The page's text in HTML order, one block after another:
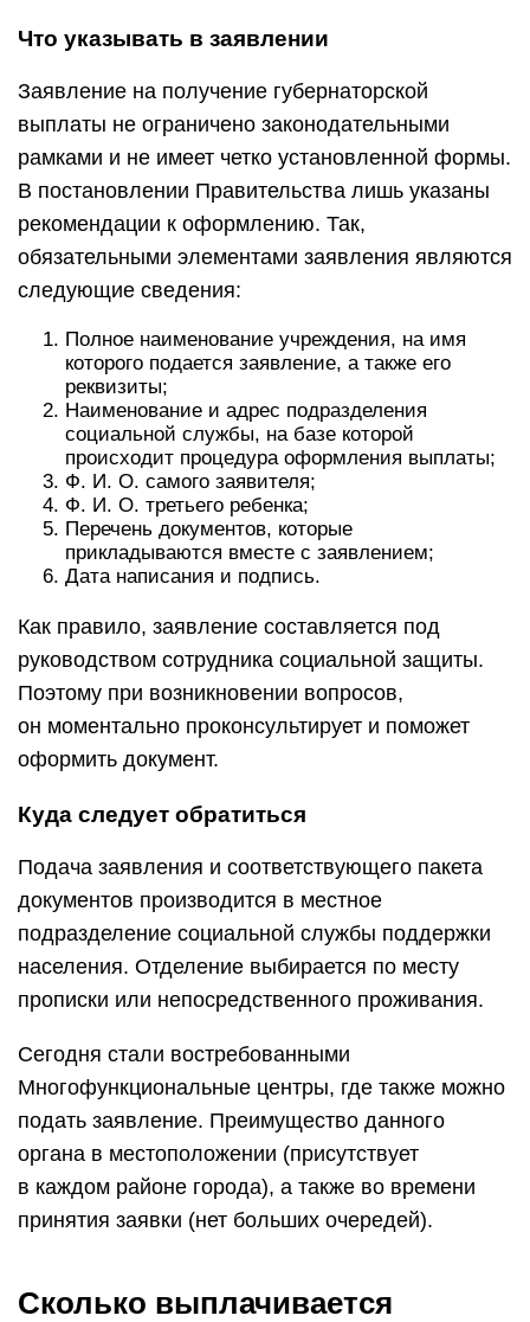
Что указывать в заявлении
Заявление на получение губернаторской
выплаты не ограничено законодательными
рамками и не имеет четко установленной формы.
В постановлении Правительства лишь указаны
рекомендации к оформлению. Так,
обязательными элементами заявления являются
следующие сведения:
Полное наименование учреждения, на имя
которого подается заявление, а также его
реквизиты;
Наименование и адрес подразделения
социальной службы, на базе которой
происходит процедура оформления выплаты;
Ф. И. О. самого заявителя;
Ф. И. О. третьего ребенка;
Перечень документов, которые
прикладываются вместе с заявлением;
Дата написания и подпись.
Как правило, заявление составляется под
руководством сотрудника социальной защиты.
Поэтому при возникновении вопросов,
он моментально проконсультирует и поможет
оформить документ.
Куда следует обратиться
Подача заявления и соответствующего пакета
документов производится в местное
подразделение социальной службы поддержки
населения. Отделение выбирается по месту
прописки или непосредственного проживания.
Сегодня стали востребованными
Многофункциональные центры, где также можно
подать заявление. Преимущество данного
органа в местоположении (присутствует
в каждом районе города), а также во времени
принятия заявки (нет больших очередей).
Сколько выплачивается